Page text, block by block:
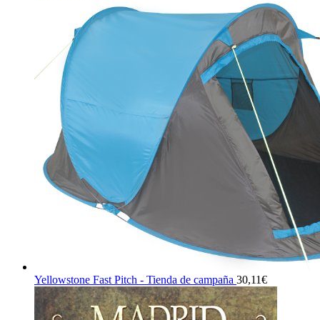
Yellowstone Fast Pitch - Tienda de campaña 30,11€